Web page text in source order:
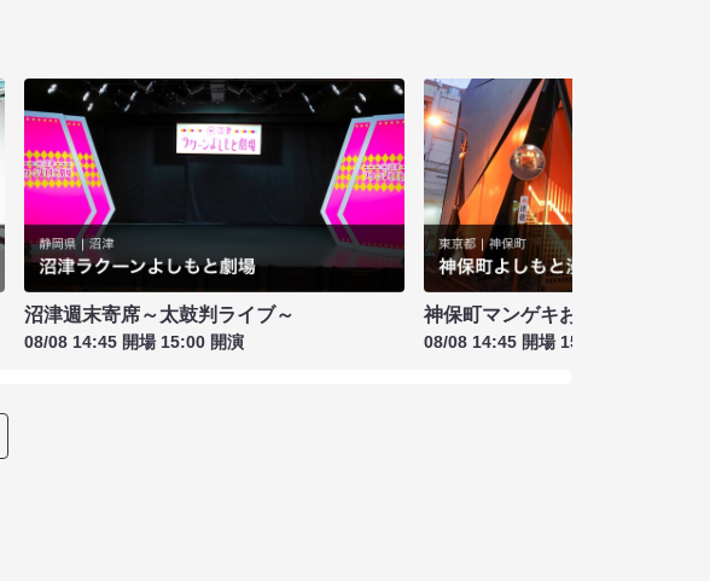
沼津週末寄席～太鼓判ライブ～
08/08 14:45 開場 15:00 開演
神保町マンゲキお笑いライブ お
08/08 14:45 開場 15:00 開演